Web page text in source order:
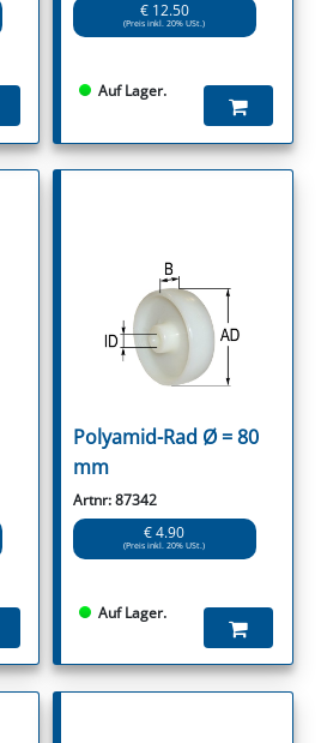
€ 12.50
(Preis inkl. 20% USt.)
Auf Lager.
Polyamid-Rad Ø = 80
mm
Artnr: 87342
€ 4.90
(Preis inkl. 20% USt.)
Auf Lager.